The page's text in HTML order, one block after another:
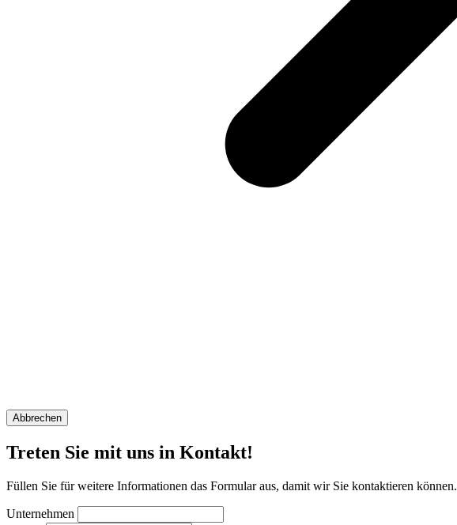
Abbrechen
Treten Sie mit uns in Kontakt!
Füllen Sie für weitere Informationen das Formular aus, damit wir Sie kontaktieren können.
Unternehmen